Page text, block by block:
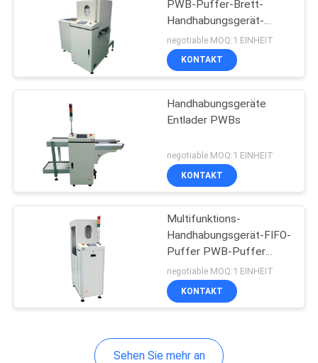
PWB-Puffer-Brett-
Handhabungsgerät-
einzelne Zeitschrift
negotiable MOQ:1 EINHEIT
KONTAKT
Handhabungsgeräte
Entlader PWBs
negotiable MOQ:1 EINHEIT
KONTAKT
Multifunktions-
Handhabungsgerät-FIFO-
Puffer PWB-Puffer
PWBs
negotiable MOQ:1 EINHEIT
KONTAKT
Sehen Sie mehr an